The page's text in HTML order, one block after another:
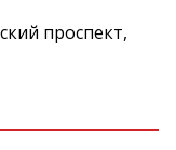
проспект,